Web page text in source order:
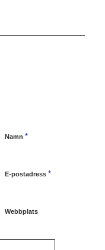
Namn *
E-postadress *
Webbplats